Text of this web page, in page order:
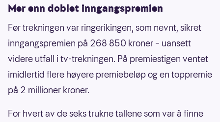
Mer enn doblet inngangspremien
Før trekningen var ringerikingen, som nevnt, sikret
inngangspremien på 268 850 kroner – uansett
videre utfall i tv-trekningen. På premiestigen ventet
imidlertid flere høyere premiebeløp og en toppremie
på 2 millioner kroner.
For hvert av de seks trukne tallene som var å finne